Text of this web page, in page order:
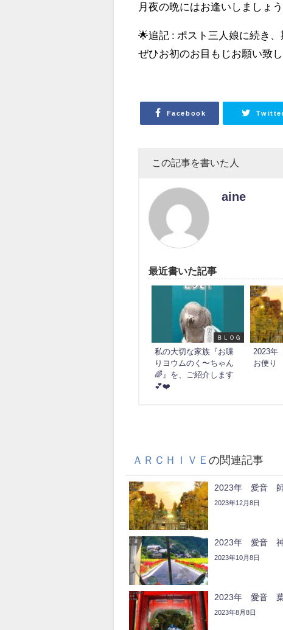
月夜の晩にはお逢いしましょう
🌟追記 : ポスト三人娘に続き
ぜひお初のお目もじお願い致
Facebook
この記事を書いた人
aine
最近書いた記事
ＢＬＯＧ
私の大切な家族『お喋
りヨウムのく〜ちゃん
🌈』を、ご紹介します
💕❤️
2023
お便り
ＡＲＣＨＩＶＥの関連記事
2023年 愛音 師
2023年12月8日
2023年 愛音 神
2023年10月8日
2023年 愛音 葉
2023年8月8日